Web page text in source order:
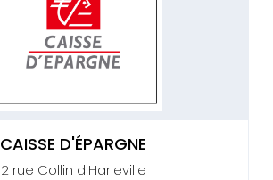
CAISSE D'ÉPARGNE
2 rue Collin d'Harleville